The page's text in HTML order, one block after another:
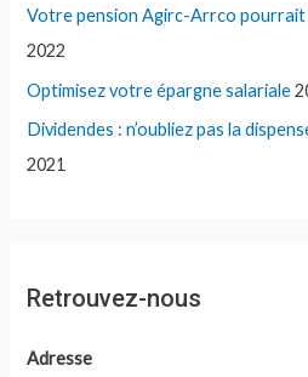
Votre pension Agirc-Arrco pourrait
2022
Optimisez votre épargne salariale
Dividendes : n’oubliez pas la
2021
Retrouvez-nous
Adresse